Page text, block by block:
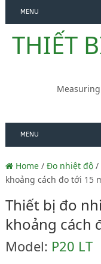
MENU
THIẾT
MENU
Home/ Đo nhiệt độ/
khoảng cách đo tới 15
Thiết bị đo
khoảng cách
Model: P20 LT